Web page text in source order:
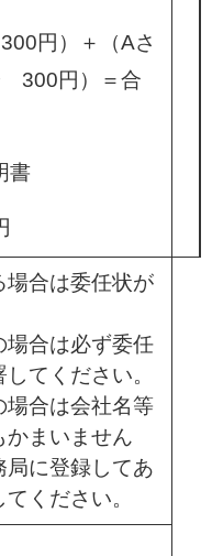
）＋（Aさ
300円）＝合
書
合は委任状が
合は必ず委任
てください。
合は会社名等
かまいません
局に登録してあ
ください。